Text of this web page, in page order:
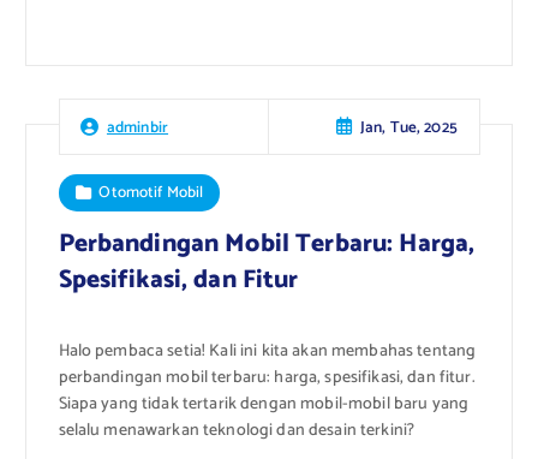
adminbir Jan, Tue, 2025
Otomotif Mobil
Perbandingan Mobil Terbaru: Harga,
Spesifikasi, dan Fitur
Halo pembaca setia! Kali ini kita akan membahas tentang
perbandingan mobil terbaru: harga, spesifikasi, dan fitur.
Siapa yang tidak tertarik dengan mobil-mobil baru yang
selalu menawarkan teknologi dan desain terkini?